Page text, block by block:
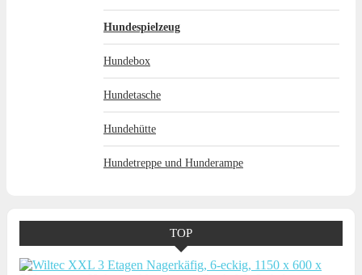
Hundespielzeug
Hundebox
Hundetasche
Hundehütte
Hundetreppe und Hunderampe
TOP